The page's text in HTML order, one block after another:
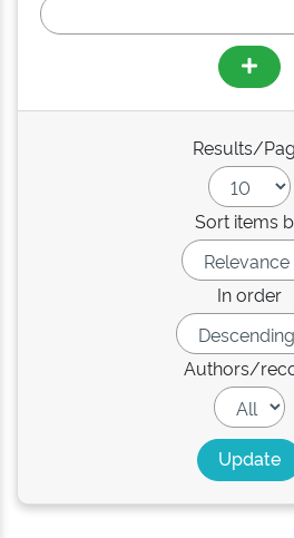
Results/
Sort items
In order
Authors/